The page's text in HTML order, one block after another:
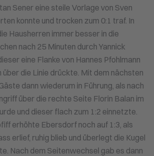
Sener eine steile Vorlage von Sven
konnte und trocken zum 0:1 traf. In
Hausherren immer besser in die
nach 25 Minuten durch Yannick
eine Flanke von Hannes Pfohlmann
über die Linie drückte. Mit dem nächsten
dann wiederum in Führung, als nach
über die rechte Seite Florin Balan im
und dieser flach zum 1:2 einnetzte.
erhöhte Ebersdorf noch auf 1:3, als
erlief, ruhig blieb und überlegt die Kugel
Nach dem Seitenwechsel gab es dann